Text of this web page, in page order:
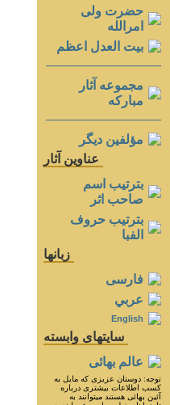
حضرت ولی
امرالله
بيت العدل اعظم
مجموعه آثار
مباركه
مؤلفين ديگر
عناوين آثار
بترتيب اسم
صاحب اثر
بترتيب حروف
الفبا
زبانها
فارسی
عربي
English
سايتهای وابسته
عالم بهائی
توجه: دوستان عزيزى كه مايل به
كسب اطلاعات بيشترى درباره
آئين بهائى هستند ميتوانند به